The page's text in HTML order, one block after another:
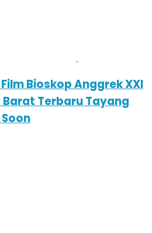
Bioskop Anggrek XXI
Terbaru Tayang